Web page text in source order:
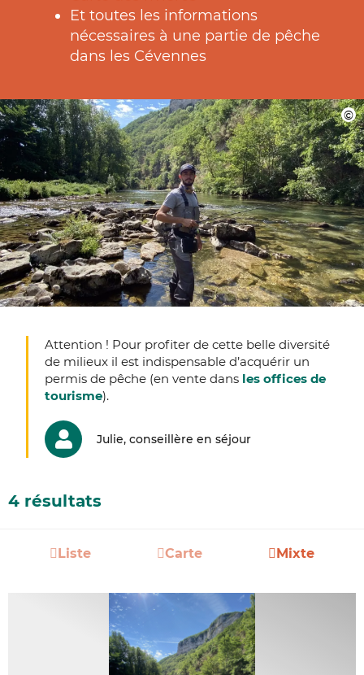
Et toutes les informations
nécessaires à une partie de pêche
dans les Cévennes
Attention ! Pour profiter de cette belle diversité
de milieux il est indispensable d’acquérir un
permis de pêche (en vente dans les offices de
tourisme).
Julie, conseillère en séjour
4 résultats
Liste Carte Mixte